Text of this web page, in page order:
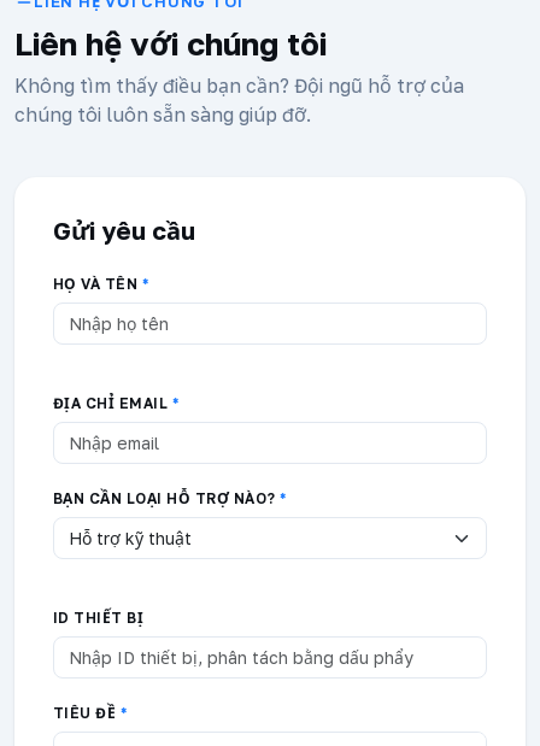
Liên hệ với chúng tôi
Không tìm thấy điều bạn cần? Đội ngũ hỗ trợ của
chúng tôi luôn sẵn sàng giúp đỡ.
Gửi yêu cầu
HỌ VÀ TÊN *
ĐỊA CHỈ EMAIL *
BẠN CẦN LOẠI HỖ TRỢ NÀO? *
ID THIẾT BỊ
TIÊU ĐỀ *